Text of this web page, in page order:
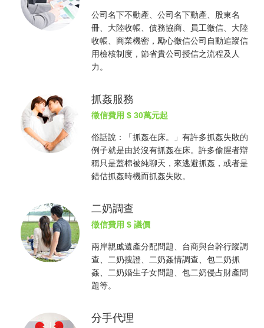
公司名下不動產、公司名下動產、股東名
冊、大陸收帳、債務協商、員工徵信、大陸
收帳、商業機密，勵心徵信公司 自動追蹤信
用檢核制度，節省貴公司授信之流程及人
力。
抓姦服務
徵信費用 $ 30萬元起
俗話說：「抓姦在床。」有許多抓姦失敗的
例子就是由於沒有抓姦在床。許多偷腥者辯
稱只是蓋棉被純聊天，來逃避抓姦 ，或者是
錯估抓姦時機而抓姦失敗。
二奶調查
徵信費用 $ 議價
兩岸親戚遺產分配問題、台商與台幹行蹤調
查、二奶搜證、二奶姦情調查、包二奶抓
姦、二奶婚生子女問題、包二奶侵占財產問
題等。
分手代理